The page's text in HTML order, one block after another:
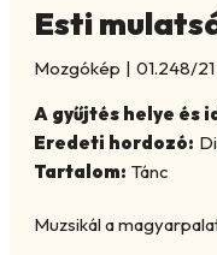
Esti
Mozgókép | 01.248/21
A gyűjtés helye és
Eredeti hordozó:
Tartalom: Tánc
Muzsikál a